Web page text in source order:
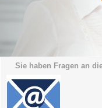
Sie haben Fragen an